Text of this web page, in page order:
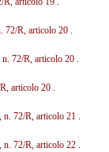
72/R, articolo 20.
72/R, articolo 20.
articolo 20.
n. 72/R, articolo 21.
n. 72/R, articolo 22.